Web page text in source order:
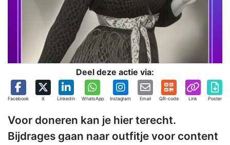
Deel deze actie via:
Facebook X Linkedin WhatsApp Instagram Email QR-code Link Poster
Voor doneren kan je hier terecht.
Bijdrages gaan naar outfitje voor content